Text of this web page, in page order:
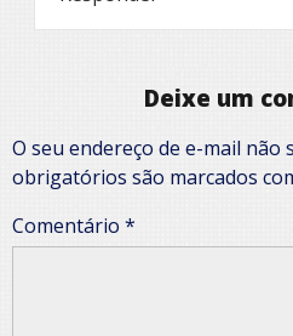
Deixe um
O seu endereço de e-mail não
obrigatórios são marcados
Comentário *